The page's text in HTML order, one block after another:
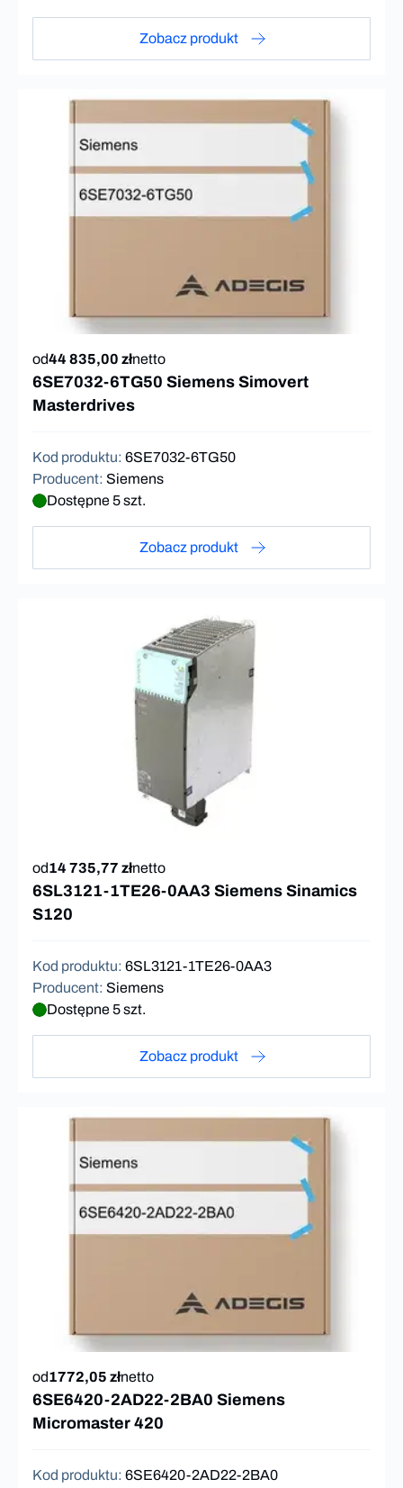
Zobacz produkt
od44 835,00 złnetto
6SE7032-6TG50 Siemens Simovert
Masterdrives
Kod produktu: 6SE7032-6TG50
Producent: Siemens
Dostępne 5 szt.
Zobacz produkt
od14 735,77 złnetto
6SL3121-1TE26-0AA3 Siemens Sinamics
S120
Kod produktu: 6SL3121-1TE26-0AA3
Producent: Siemens
Dostępne 5 szt.
Zobacz produkt
od1772,05 złnetto
6SE6420-2AD22-2BA0 Siemens
Micromaster 420
Kod produktu: 6SE6420-2AD22-2BA0